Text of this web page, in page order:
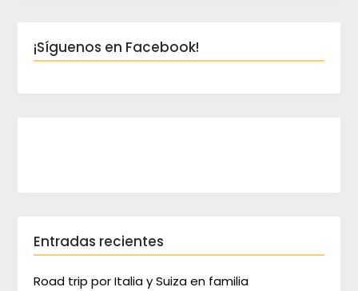
¡Síguenos en Facebook!
Entradas recientes
Road trip por Italia y Suiza en familia